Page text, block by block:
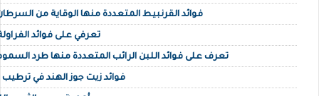
فوائد القرنبيط المتعددة منها الوقاية من
تعرفي على فوائد
تعرف على فوائد اللبن الرائب المتعددة منها طرد
فوائد زيت جوز الهند في ترطيب